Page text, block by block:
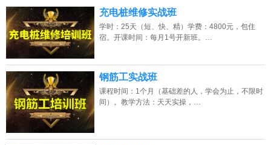
点击免费咨询电话：13807313137
充电桩维修实战班
学时：25天（短、快、精）学费：4800元，包住
宿。开课时间：每月1号开新班。…
钢筋工实战班
课程时间：1个月（基础差的人，学会为止，不限时
间）。教学方法：天天实操，…